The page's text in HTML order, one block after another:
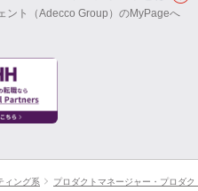
ント（Adecco Group）のMyPageへ
ィング系 プロダクトマネージャー・プロダク